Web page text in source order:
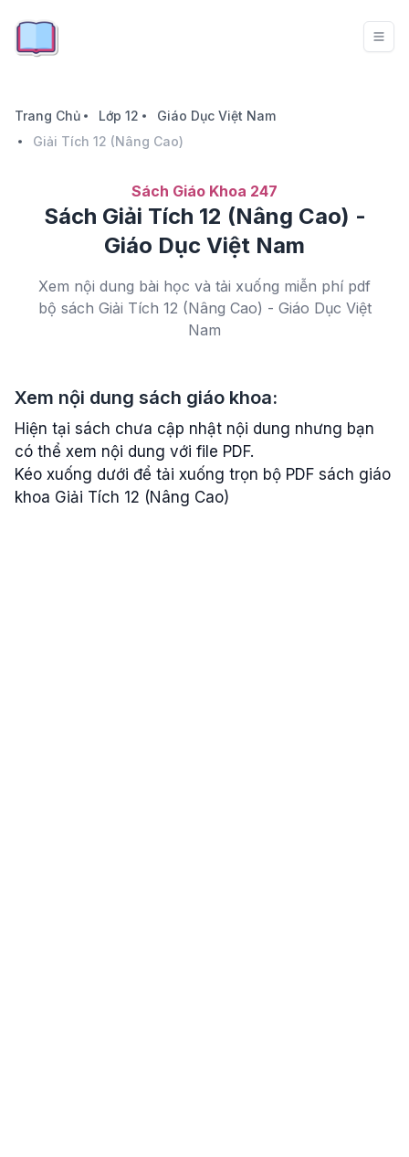
Trang Chủ Lớp 12
Giáo Dục Việt Nam
Giải Tích 12 (Nâng Cao)
Sách Giáo Khoa 247
Sách Giải Tích 12 (Nâng Cao) -
Giáo Dục Việt Nam
Xem nội dung bài học và tải xuống miễn phí pdf
bộ sách Giải Tích 12 (Nâng Cao) - Giáo Dục Việt
Nam
Xem nội dung sách giáo khoa:
Hiện tại sách chưa cập nhật nội dung nhưng bạn
có thể xem nội dung với file PDF.
Kéo xuống dưới để tải xuống trọn bộ PDF sách giáo
khoa Giải Tích 12 (Nâng Cao)